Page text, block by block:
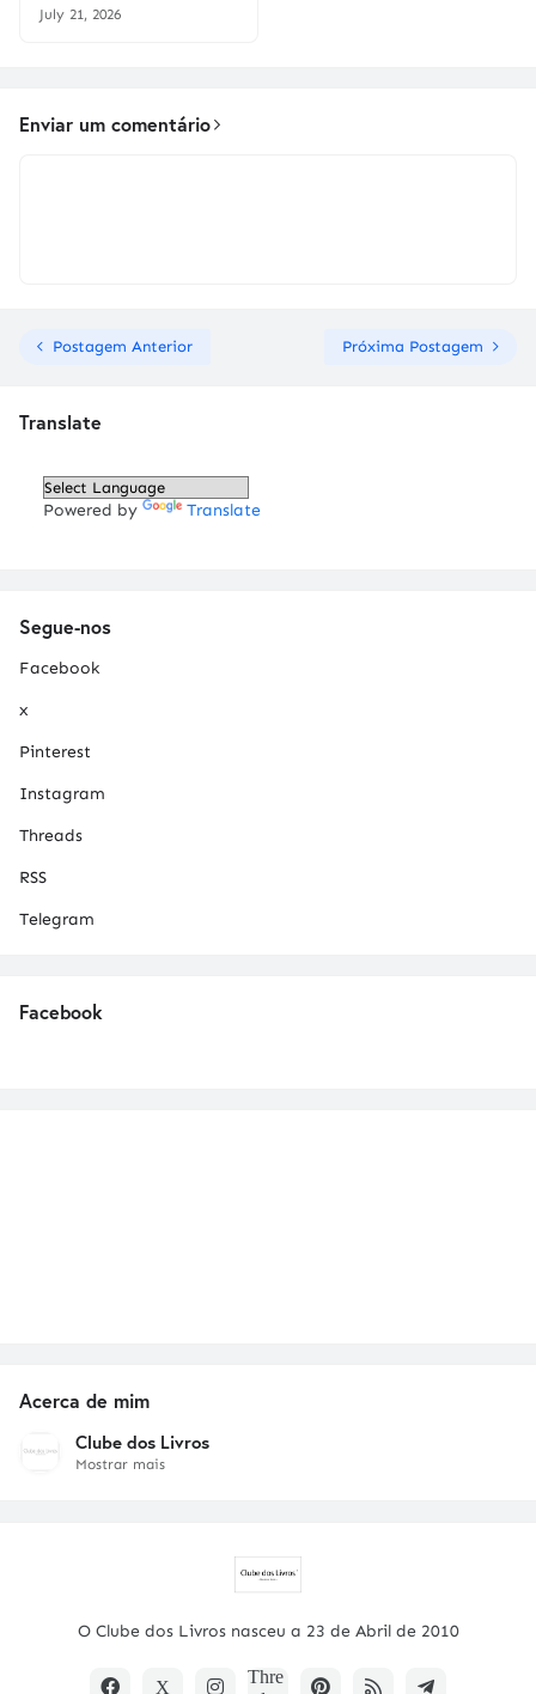
July 21, 2026
Enviar um comentário
Postagem Anterior Próxima Postagem
Translate
Powered by Translate
Segue-nos
Facebook
x
Pinterest
Instagram
Threads
RSS
Telegram
Facebook
Acerca de mim
Clube dos Livros
Mostrar mais
O Clube dos Livros nasceu a 23 de Abril de 2010